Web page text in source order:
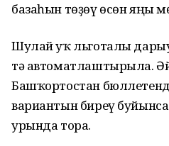
базаһын төҙөү өсөн яңы
Шулай уҡ льготалы
тә автоматлаштырыла.
Башҡортостан
вариантын биреү
урында тора.